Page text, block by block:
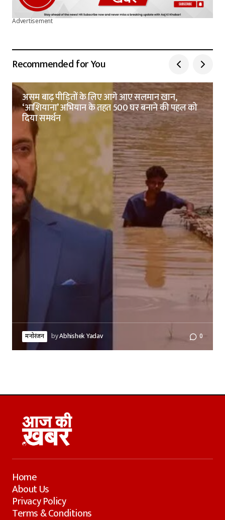
Advertisement
Recommended for You
असम बाढ़ पीड़ितों के लिए आगे आए सलमान खान,
‘आशियाना’ अभियान के तहत 500 घर बनाने की पहल को
दिया समर्थन
मनोरंजन byAbhishek Yadav 0
Home
About Us
Privacy Policy
Terms & Conditions